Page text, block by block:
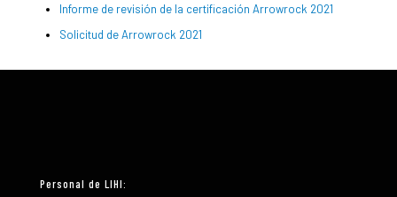
Informe de revisión de la certificación Arrowrock 2021
Solicitud de Arrowrock 2021
Personal de LIHI: